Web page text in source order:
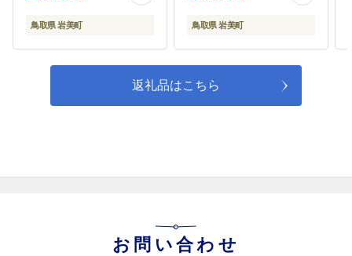
鳥取県 岩美町 鳥取県 岩美町
返礼品はこちら
お問い合わせ